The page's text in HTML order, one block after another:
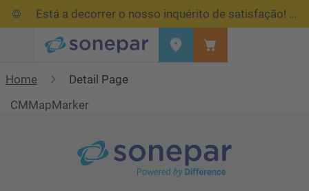
Está a decorrer o nosso inquérito de satisfação!
Home
Detail Page
CMMapMarker